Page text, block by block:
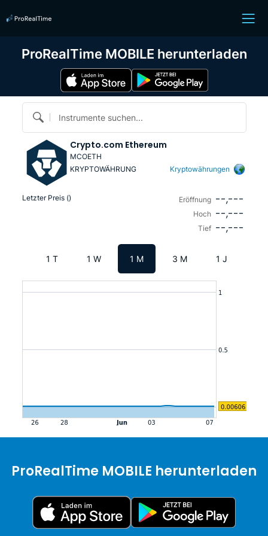
Instrumente suchen...
Crypto.com Ethereum
MCOETH
KRYPTOWÄHRUNG
Kryptowährungen
Letzter Preis () Eröffnung --,---
Hoch --,---
Tief --,---
1 T 1 W 1 M 3 M 1 J
ProRealTime MOBILE herunterladen
ProRealTime MOBILE herunterladen